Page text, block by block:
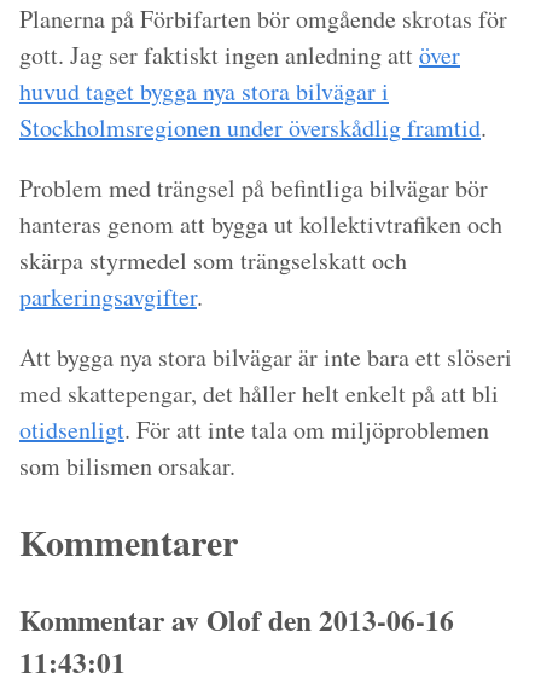
Planerna på Förbifarten bör omgående skrotas för
gott. Jag ser faktiskt ingen anledning attöver
huvud taget bygga nya stora bilvägar i
Stockholmsregionen under överskådlig framtid.
Problem med trängsel på befintliga bilvägar bör
hanteras genom att bygga ut kollektivtrafiken och
skärpa styrmedel som trängselskatt och
parkeringsavgifter.
Att bygga nya stora bilvägar är inte bara ett slöseri
med skattepengar, det håller helt enkelt på att bli
otidsenligt. För att inte tala om miljöproblemen
som bilismen orsakar.
Kommentarer
Kommentar av Olof den 2013-06-16
11:43:01